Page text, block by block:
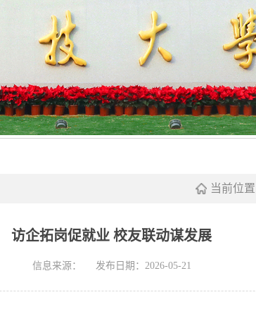
当前位置
访企拓岗促就业 校友联动谋发展
信息来源： 发布日期：2026-05-21